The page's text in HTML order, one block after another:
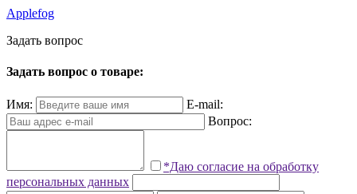
Applefog
Задать вопрос
Задать вопрос о товаре:
Имя:
E-mail:
Вопрос:
*Даю согласие на обработку
персональных данных